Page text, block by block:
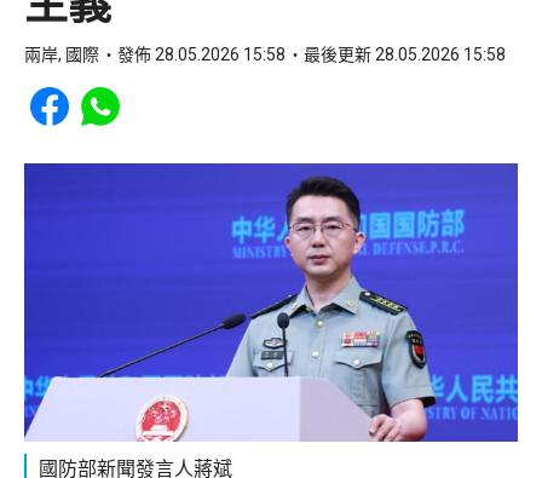
兩岸, 國際 發佈 28.05.2026 15:58 最後更新 28.05.2026 15:58
Share to Facebook
Share to WhatsApp
國防部新聞發言人蔣斌